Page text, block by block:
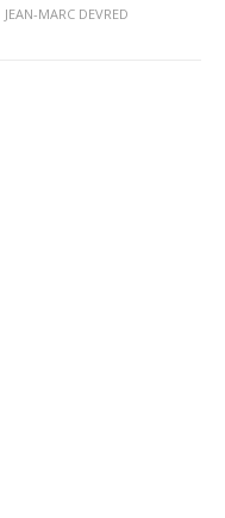
JEAN-MARC DEVRED